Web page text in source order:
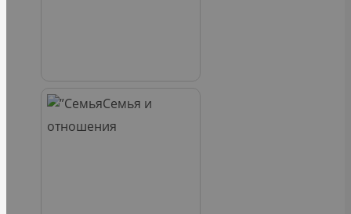
Семья и
отношения